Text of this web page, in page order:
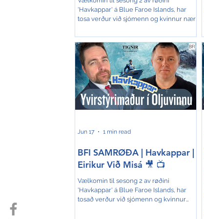
'Havkappar' á Blue Faroe Islands, har
tosa verður við sjómenn og kvinnur nær
tað eru vit sera glað fyri á BFI. Tí halda vit
áfram við samrøðunum, og á tann hátt
seta andlit á okkara fiski- og sjóvinnu.
Hesaferð tosar Ólavur í Geil við Magna
Skaale, sum er yvirstýrimaður umborð á
Skandi Nova, og er hann staddur í
Norðsjónum. Í løtuni skjóta teir seismic,
og annars fungerar skipið sum eitt multi
skip. He
BFI SAMRØÐA | Havkappar |
Eirikur Við Misá 🎥 📺
Vælkomin til sesong 2 av røðini
'Havkappar' á Blue Faroe Islands, har
tosað verður við sjómenn og kvinnur
Jun 17 1 min read